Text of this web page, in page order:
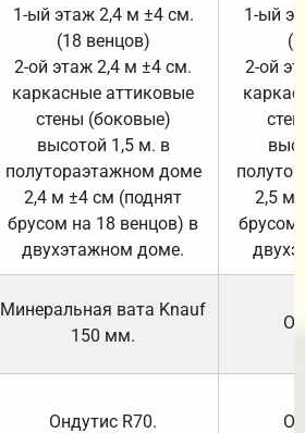
1-ый этаж 2,4 м ±4 см.
(18 венцов)
2-ой этаж 2,4 м ±4 см.
каркасные аттиковые
стены (боковые)
высотой 1,5 м. в
полутораэтажном доме
2,4 м ±4 см (поднят
брусом на 18 венцов) в
двухэтажном доме.
1-ый
2-ой
2,5 м
брусом
Минеральная вата Knauf
150 мм.
Ондутис R70.